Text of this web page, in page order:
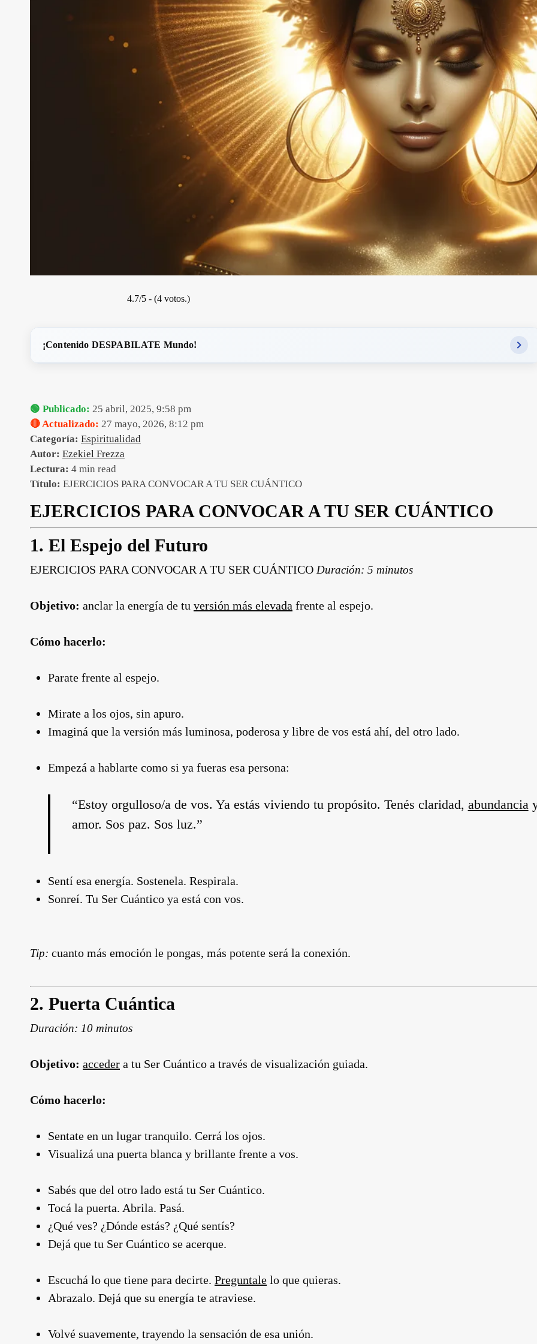
4.7/5 - (4 votos.)
¡Contenido DESPABILATE Mundo!
🟢 Publicado: 25 abril, 2025, 9:58 pm
🔴 Actualizado: 27 mayo, 2026, 8:12 pm
Categoría: Espiritualidad
Autor: Ezekiel Frezza
Lectura: 4 min read
Título: EJERCICIOS PARA CONVOCAR A TU SER CUÁNTICO
EJERCICIOS PARA CONVOCAR A TU SER CUÁNTICO
1. El Espejo del Futuro
EJERCICIOS PARA CONVOCAR A TU SER CUÁNTICO Duración: 5 minutos
Objetivo: anclar la energía de tu versión más elevada frente al espejo.
Cómo hacerlo:
Parate frente al espejo.
Mirate a los ojos, sin apuro.
Imaginá que la versión más luminosa, poderosa y libre de vos está ahí, del otro lado.
Empezá a hablarte como si ya fueras esa persona:
“Estoy orgulloso/a de vos. Ya estás viviendo tu propósito. Tenés claridad, abundancia
amor. Sos paz. Sos luz.”
Sentí esa energía. Sostenela. Respirala.
Sonreí. Tu Ser Cuántico ya está con vos.
Tip: cuanto más emoción le pongas, más potente será la conexión.
2. Puerta Cuántica
Duración: 10 minutos
Objetivo: acceder a tu Ser Cuántico a través de visualización guiada.
Cómo hacerlo:
Sentate en un lugar tranquilo. Cerrá los ojos.
Visualizá una puerta blanca y brillante frente a vos.
Sabés que del otro lado está tu Ser Cuántico.
Tocá la puerta. Abrila. Pasá.
¿Qué ves? ¿Dónde estás? ¿Qué sentís?
Dejá que tu Ser Cuántico se acerque.
Escuchá lo que tiene para decirte. Preguntale lo que quieras.
Abrazalo. Dejá que su energía te atraviese.
Volvé suavemente, trayendo la sensación de esa unión.